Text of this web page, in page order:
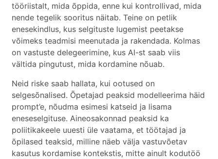
tööriistalt, mida õppida, enne kui kontrollivad, mida
nende tegelik sooritus näitab. Teine on petlik
enesekindlus, kus selgituste lugemist peetakse
võimeks teadmisi meenutada ja rakendada. Kolmas
on vastuste delegeerimine, kus AI-st saab viis
vältida pingutust, mida kordamine nõuab.
Neid riske saab hallata, kui ootused on
selgesõnalised. Õpetajad peaksid modelleerima häid
prompt’e, nõudma esimesi katseid ja lisama
eneseselgituse. Aineosakonnad peaksid ka
poliitikakeele uuesti üle vaatama, et töötajad ja
õpilased teaksid, milline näeb välja vastuvõetav
kasutus kordamise kontekstis, mitte ainult kodutöö